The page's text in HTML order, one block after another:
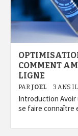
COMMENT
LIGNE
PAR JOEL 3 ANS
Introduction
se faire connaître